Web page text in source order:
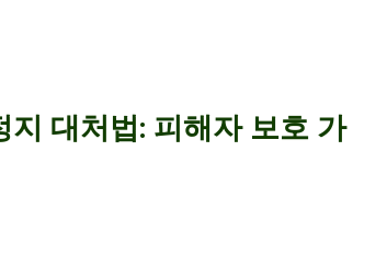
대처법: 피해자 보호 가